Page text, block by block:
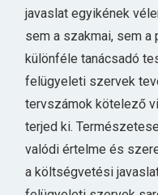
javaslat egyikének
sem a szakmai, sem
különféle tanácsadó
felügyeleti szervek
tervszámok kötelező
terjed ki.
valódi értelme és
a költségvetési